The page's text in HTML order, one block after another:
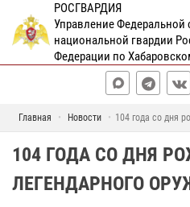
РОСГВАРДИЯ
Управление Федеральной
национальной гвардии
Федерации по
Главная Новости 104 года со дня
104 ГОДА СО ДНЯ
ЛЕГЕНДАРНОГО